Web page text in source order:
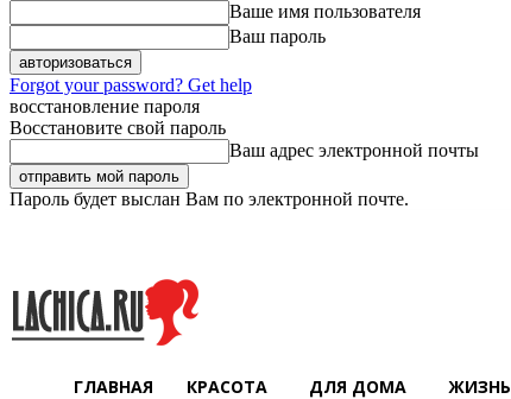
Ваше имя пользователя
Ваш пароль
Forgot your password? Get help
восстановление пароля
Восстановите свой пароль
Ваш адрес электронной почты
Пароль будет выслан Вам по электронной почте.
ГЛАВНАЯ КРАСОТА ДЛЯ ДОМА ЖИЗНЬ